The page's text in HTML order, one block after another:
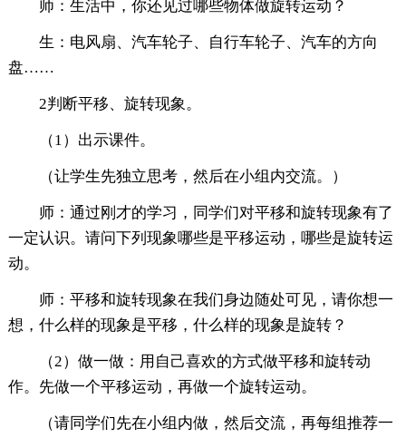
师：生活中，你还见过哪些物体做旋转运动？
生：电风扇、汽车轮子、自行车轮子、汽车的方向
盘……
2判断平移、旋转现象。
（1）出示课件。
（让学生先独立思考，然后在小组内交流。）
师：通过刚才的学习，同学们对平移和旋转现象有了
一定认识。请问下列现象哪些是平移运动，哪些是旋转运
动。
师：平移和旋转现象在我们身边随处可见，请你想一
想，什么样的现象是平移，什么样的现象是旋转？
（2）做一做：用自己喜欢的方式做平移和旋转动
作。先做一个平移运动，再做一个旋转运动。
（请同学们先在小组内做，然后交流，再每组推荐一